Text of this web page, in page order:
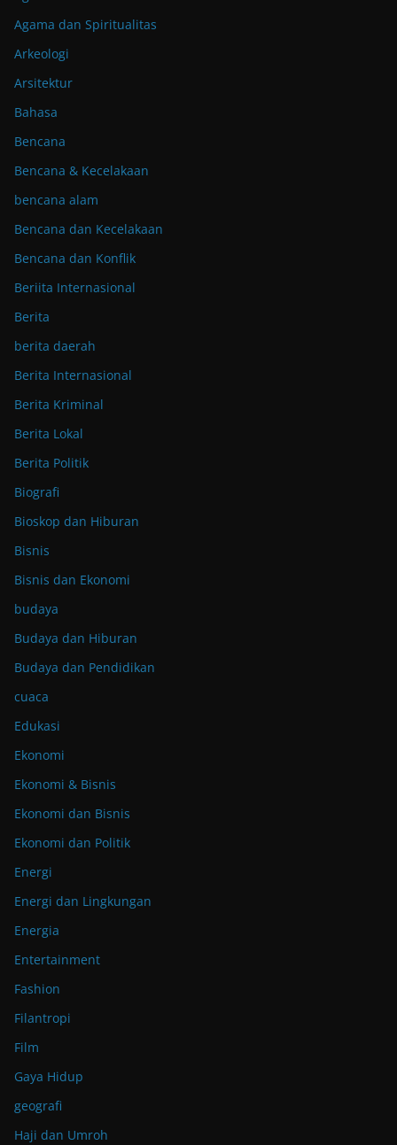
Agama dan Spiritualitas
Arkeologi
Arsitektur
Bahasa
Bencana
Bencana & Kecelakaan
bencana alam
Bencana dan Kecelakaan
Bencana dan Konflik
Beriita Internasional
Berita
berita daerah
Berita Internasional
Berita Kriminal
Berita Lokal
Berita Politik
Biografi
Bioskop dan Hiburan
Bisnis
Bisnis dan Ekonomi
budaya
Budaya dan Hiburan
Budaya dan Pendidikan
cuaca
Edukasi
Ekonomi
Ekonomi & Bisnis
Ekonomi dan Bisnis
Ekonomi dan Politik
Energi
Energi dan Lingkungan
Energia
Entertainment
Fashion
Filantropi
Film
Gaya Hidup
geografi
Haji dan Umroh